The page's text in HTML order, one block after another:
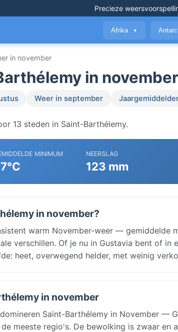
Precieze
Afrika ▼
in november
in november
Weer in september
13 steden in Saint-Barthélemy.
MINIMUM NEERSLAG
123 mm
in november?
warm November-weer — gemiddelde
verschillen. Of je nu in Gustavia bent of in
heet, overwegend helder, met weinig
in november
Saint-Barthélemy in November —
meeste regio's. De bewolking is zwaar en